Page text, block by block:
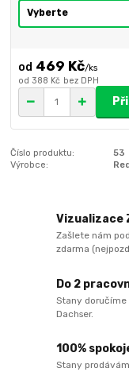
469 Kč/ks
od 388 Kč bez DPH
Číslo produktu:
53
Výrobce:
Vizualizace
Zašlete nám
zdarma
Do 2
Stany doručíme
Dachser.
100%
Stany